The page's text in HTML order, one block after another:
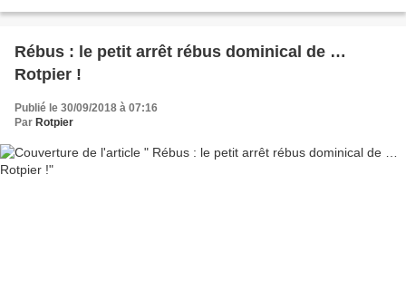
Rébus : le petit arrêt rébus dominical de …
Rotpier !
Publié le 30/09/2018 à 07:16
Par Rotpier